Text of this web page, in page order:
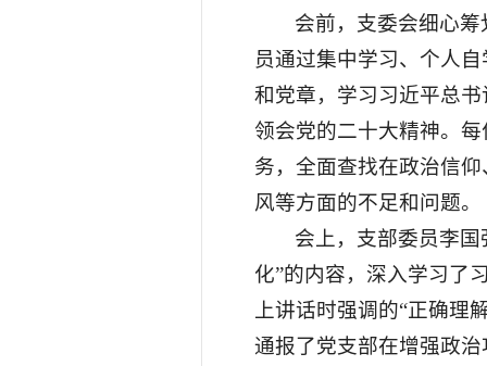
会前，支委会细心
员通过集中学习、个人
和党章，学习习近平总
领会党的二十大精神。
务，全面查找在政治信
风等方面的不足和问题。
会上，支部委员李
化”的内容，深入学习了
上讲话时强调的“正确理
通报了党支部在增强政